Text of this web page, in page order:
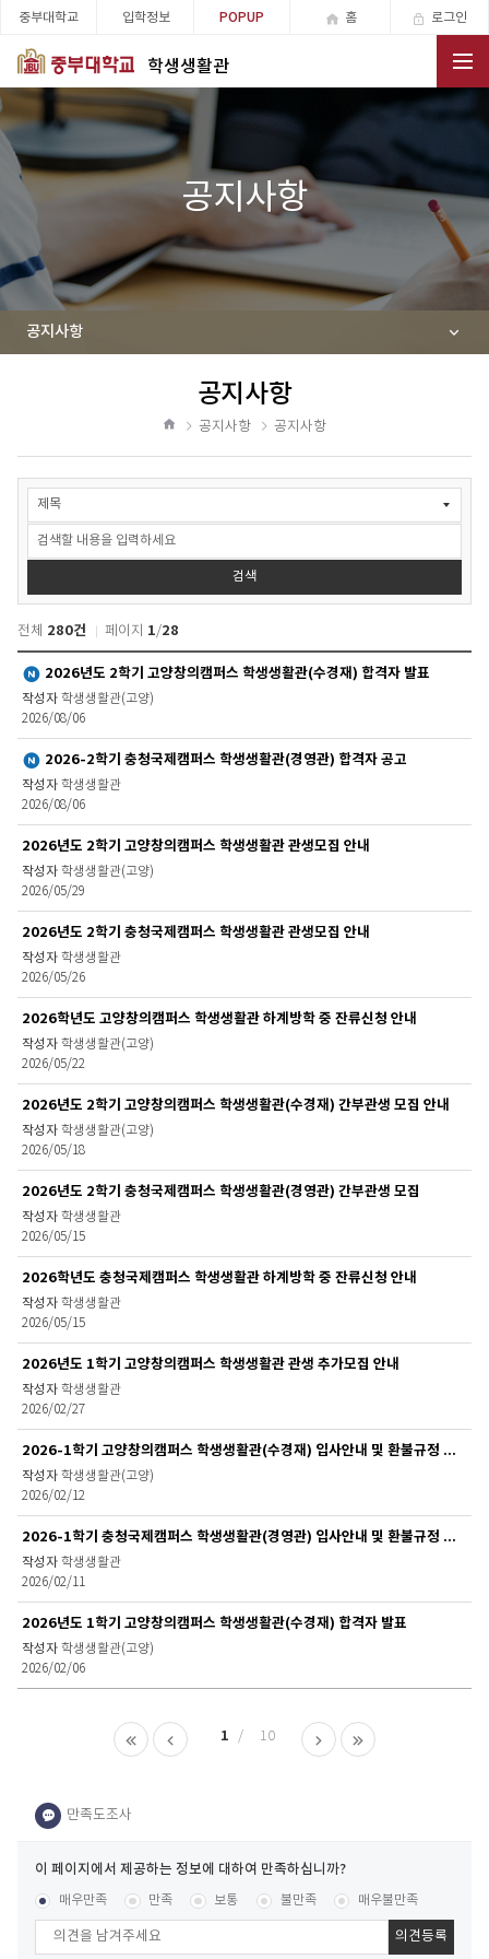
학생생활관
전체메뉴
중부대학교 입학정보 POPUP 홈 로그인
공지사항
공지사항
공지사항
공지사항 공지사항
기
항
공
사
항
검
색
검색
전체 280건 페이지 1/28
공
지
사
항
공
지
사
항
목
록
새글
2026년도 2학기 고양창의캠퍼스 학생생활관(수경재) 합격자 발표
학생생활관(고양)
2026/08/06
새글
2026-2학기 충청국제캠퍼스 학생생활관(경영관) 합격자 공고
학생생활관
2026/08/06
2026년도 2학기 고양창의캠퍼스 학생생활관 관생모집 안내
학생생활관(고양)
2026/05/29
2026년도 2학기 충청국제캠퍼스 학생생활관 관생모집 안내
학생생활관
2026/05/26
2026학년도 고양창의캠퍼스 학생생활관 하계방학 중 잔류신청 안내
학생생활관(고양)
2026/05/22
2026년도 2학기 고양창의캠퍼스 학생생활관(수경재) 간부관생 모집 안내
학생생활관(고양)
2026/05/18
2026년도 2학기 충청국제캠퍼스 학생생활관(경영관) 간부관생 모집
학생생활관
2026/05/15
2026학년도 충청국제캠퍼스 학생생활관 하계방학 중 잔류신청 안내
학생생활관
2026/05/15
2026년도 1학기 고양창의캠퍼스 학생생활관 관생 추가모집 안내
학생생활관
2026/02/27
2026-1학기 고양창의캠퍼스 학생생활관(수경재) 입사안내 및 환불규정 안내
학생생활관(고양)
2026/02/12
2026-1학기 충청국제캠퍼스 학생생활관(경영관) 입사안내 및 환불규정 공지
학생생활관
2026/02/11
2026년도 1학기 고양창의캠퍼스 학생생활관(수경재) 합격자 발표
학생생활관(고양)
2026/02/06
1 10
이
페
이
에
콘텐츠 만족도 조사 [평균 .49 점 / 118 명 참여]
매우만족 만족 보통 불만족 매우불만족